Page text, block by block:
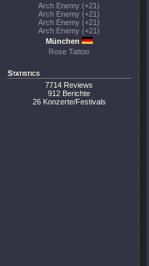
Arch Enemy (+21)
Arch Enemy (+21)
Arch Enemy (+21)
Arch Enemy (+21)
München
Rose Tattoo
Statistics
7714 Reviews
912 Berichte
26 Konzerte/Festivals